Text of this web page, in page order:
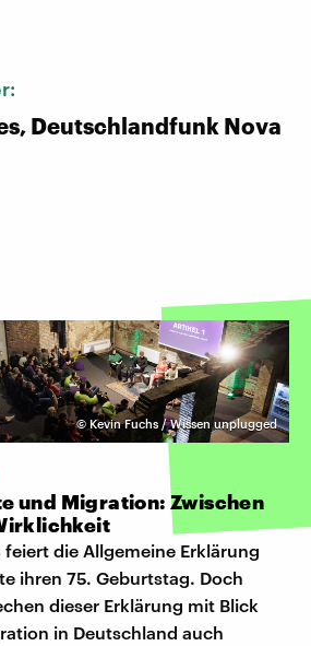
Deutschlandfunk Nova
© Kevin Fuchs / Wissen unplugged
und Migration: Zwischen
feiert die Allgemeine Erklärung
ihren 75. Geburtstag. Doch
dieser Erklärung mit Blick
in Deutschland auch